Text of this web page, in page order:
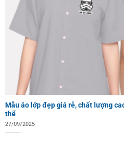
Mẫu áo lớp đẹp giá rẻ, chất lượng
thể
27/09/2025